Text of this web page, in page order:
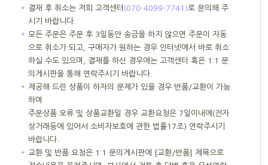
＊ 결재 후 취소는 저희 고객센터 (070-4099-7741)로 문의해 주
시기 바랍니다.
＊ 모든 주문은 주문 후 3일동안 송금을 하지 않으면 주문이 자동
으로 취소가 되고, 구매자가 원하는 경우 인터넷에서 바로 취소
하실 수도 있으며, 결재를 하신 경우에는 고객센터 혹은 1:1 문
의게시판을 통해 연락주시기 바랍니다.
＊ 제공해 드린 상품이 하자의 문제가 있을 경우 반품/교환이 가능
하며
주문상품 오류 및 상품교환일 경우 교환요청은 7일이내에(전자
상거래등에 있어서 소비자보호에 관한 법률17조) 연락주시기
바랍니다.
＊ 교환 및 반품 요청은 1:1 문의게시판에 [교환/반품] 제목으로